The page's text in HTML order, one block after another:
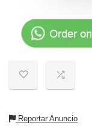
Reportar Anuncio